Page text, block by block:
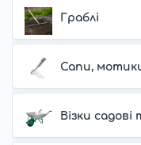
Граблі
Сапи,
Візки садові